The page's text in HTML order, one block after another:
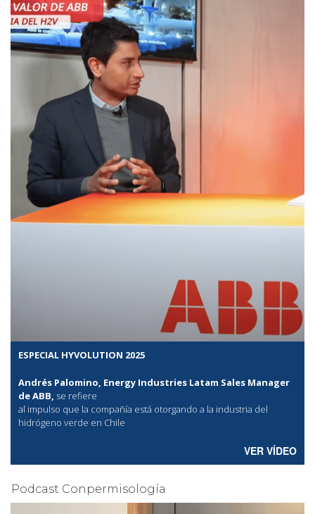
ESPECIAL HYVOLUTION 2025
Andrés Palomino, Energy Industries Latam Sales Manager
de ABB, se refiere
al impulso que la compañía está otorgando a la industria del
hidrógeno verde en Chile
VER VÍDEO
Podcast Conpermisología